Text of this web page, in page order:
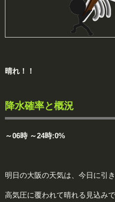
晴れ！！
降水確率と概況
～06時 ～24時:0%
明日の大阪の天気は、今日に引
高気圧に覆われて晴れる見込みで